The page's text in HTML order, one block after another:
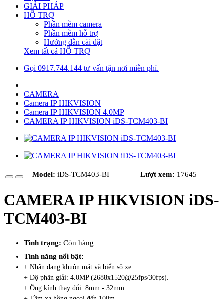
GIẢI PHÁP
HỖ TRỢ
Phần mềm camera
Phần mềm hỗ trợ
Hướng dẫn cài đặt
Xem tất cả HỖ TRỢ
Gọi 0917.744.144 tư vấn tận nơi miễn phí.
CAMERA
Camera IP HIKVISION
Camera IP HIKVISION 4.0MP
CAMERA IP HIKVISION iDS-TCM403-BI
Model: iDS-TCM403-BI Lượt xem: 17645
CAMERA IP HIKVISION iDS-
TCM403-BI
Tình trạng: Còn hàng
Tính năng nổi bật:
+ Nhận dạng khuôn mặt và biển số xe.
+ Độ phân giải: 4.0MP (2688x1520@25fps/30fps).
+ Ông kính thay đổi: 8mm - 32mm.